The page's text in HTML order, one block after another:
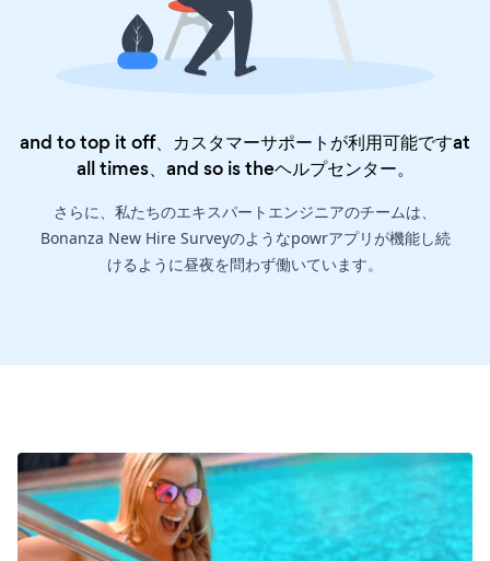
and to top it off、カスタマーサポートが利用可能ですat
all times、and so is theヘルプセンター。
さらに、私たちのエキスパートエンジニアのチームは、
Bonanza New Hire Surveyのようなpowrアプリが機能し続
けるように昼夜を問わず働いています。